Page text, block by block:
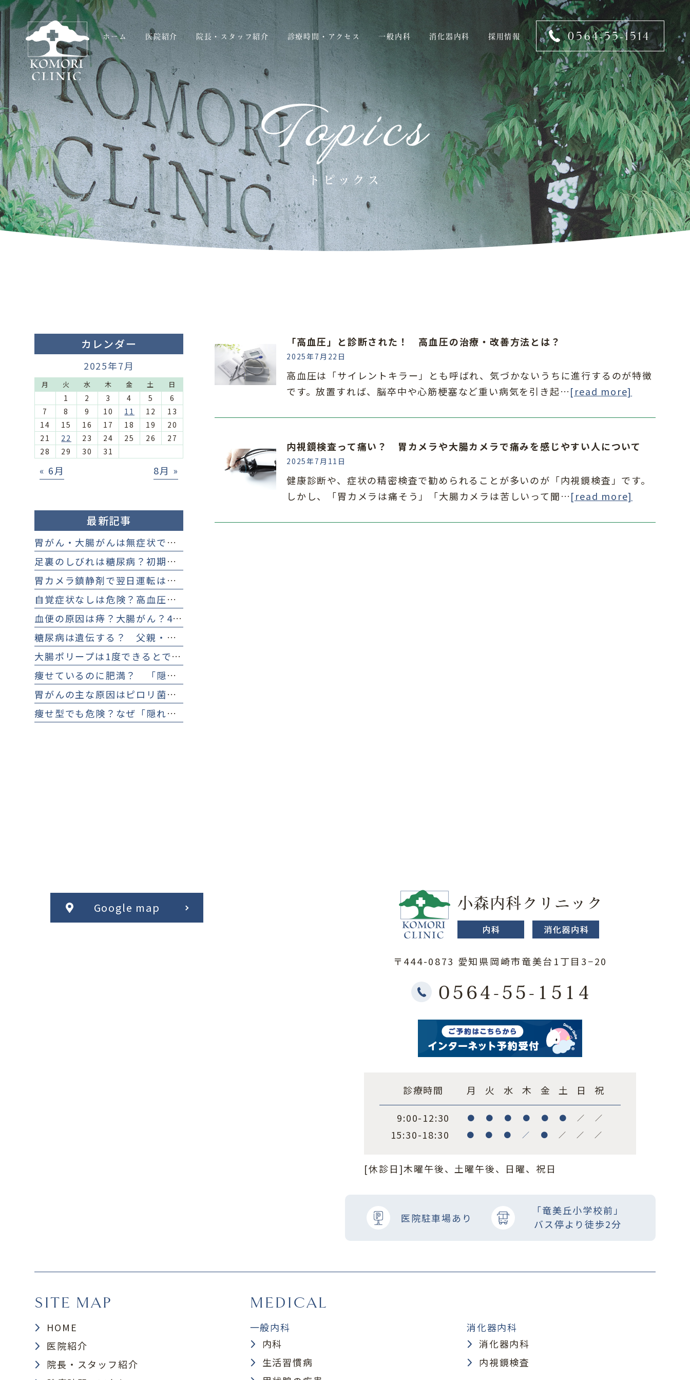
ホーム 医院紹介 院長・スタッフ紹介 診療時間・アクセス 一般内科 消化器内科 採用情報 0564-55-1514
Topics
トピックス
「高血圧」と診断された！ 高血圧の治療・改善方法とは？
2025年7月22日
高血圧は「サイレントキラー」とも呼ばれ、気づかないうちに進行するのが特徴
です。放置すれば、脳卒中や心筋梗塞など重い病気を引き起…[read more]
内視鏡検査って痛い？ 胃カメラや大腸カメラで痛みを感じやすい人について
2025年7月11日
健康診断や、症状の精密検査で勧められることが多いのが「内視鏡検査」です。
しかし、「胃カメラは痛そう」「大腸カメラは苦しいって聞…[read more]
カレンダー
2025年7月
月 火 水 木 金 土 日
1 2 3 4 5
6
7
8 9 10 11 12
13
14
15 16 17 18 19
20
21
22 23 24 25 26
27
28
29 30 31
« 6月 8月 »
最新記事
胃がん・大腸がんは無症状で進行？40代から知るべき早期検査と理由
足裏のしびれは糖尿病？初期症状の特徴と受診を迷う方への改善策
胃カメラ鎮静剤で翌日運転はいつから？医師が教える安全基準と判断法
自覚症状なしは危険？高血圧放置による脳卒中・心筋梗塞リスクと受診目安
血便の原因は痔？大腸がん？40代から知るべき違いと痛くない検査
糖尿病は遺伝する？ 父親・母親の糖尿病と生活習慣の重要性
大腸ポリープは1度できるとできやすい？ 再発率と再発防止について
痩せているのに肥満？ 「隠れ肥満」で体脂肪率を下げる食事や対策について
胃がんの主な原因はピロリ菌？ ピロリ菌感染のリスクと早期発見の大切さ
痩せ型でも危険？なぜ「隠れ肥満」は怖い？ 見分け方とチェックリスト
〒444-0873 愛知県岡崎市竜美台1丁目3−20
0564-55-1514
診療時間 月 火 水 木 金 土 日 祝
9:00-12:30 ● ● ● ● ● ● ／ ／
15:30-18:30 ● ● ● ／ ● ／ ／ ／
[休診日]木曜午後、土曜午後、日曜、祝日
医院駐車場あり
「竜美丘小学校前」
バス停より徒歩2分
Google map
SITE MAP
HOME
医院紹介
院長・スタッフ紹介
MEDICAL
一般内科
内科
生活習慣病
消化器内科
消化器内科
内視鏡検査